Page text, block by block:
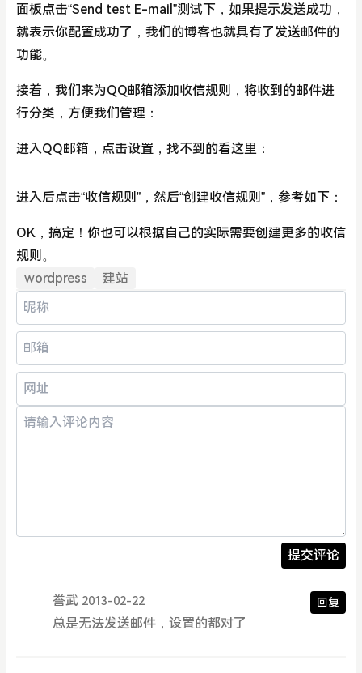
面板点击“Send test E-mail”测试下，如果提示发送成功，
就表示你配置成功了，我们的博客也就具有了发送邮件的
功能。
接着，我们来为QQ邮箱添加收信规则，将收到的邮件进
行分类，方便我们管理：
进入QQ邮箱，点击设置，找不到的看这里：
进入后点击“收信规则”，然后“创建收信规则”，参考如下：
OK，搞定！你也可以根据自己的实际需要创建更多的收信
规则。
wordpress
建站
提交评论
誊武 2013-02-22 回复
总是无法发送邮件，设置的都对了